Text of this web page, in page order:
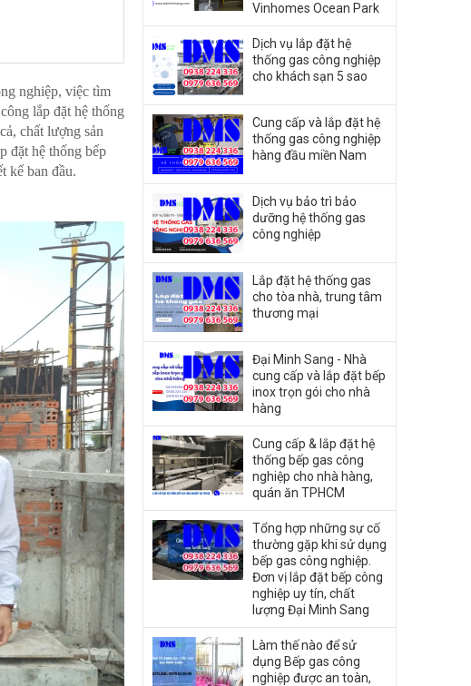
nghiệp, việc tìm
lắp đặt hệ thống
chất lượng sản
đặt hệ thống bếp
kế ban đầu.
Vinhomes Ocean Park
Dịch vụ lắp đặt hệ
thống gas công nghiệp
cho khách sạn 5 sao
Cung cấp và lắp đặt hệ
thống gas công nghiệp
hàng đầu miền Nam
Dịch vụ bảo trì bảo
dưỡng hệ thống gas
công nghiệp
Lắp đặt hệ thống gas
cho tòa nhà, trung tâm
thương mại
Đại Minh Sang - Nhà
cung cấp và lắp đặt bếp
inox trọn gói cho nhà
hàng
Cung cấp & lắp đặt hệ
thống bếp gas công
nghiệp cho nhà hàng,
quán ăn TPHCM
Tổng hợp những sự cố
thường gặp khi sử dụng
bếp gas công nghiệp.
Đơn vị lắp đặt bếp công
nghiệp uy tín, chất
lượng Đại Minh Sang
Làm thế nào để sử
dụng Bếp gas công
nghiệp được an toàn,